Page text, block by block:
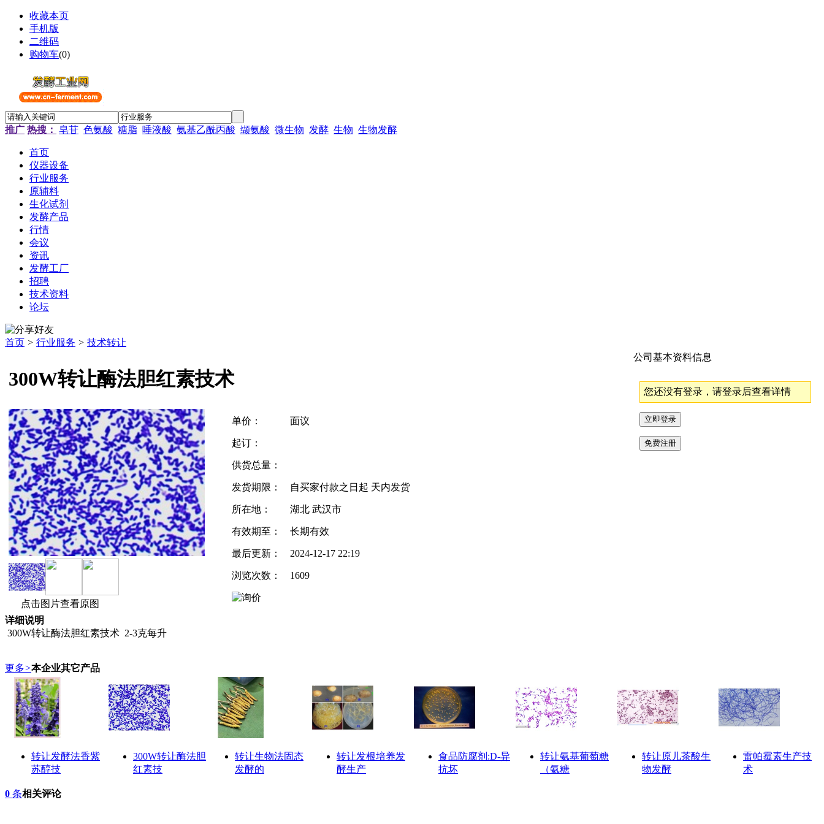
收藏本页
手机版
二维码
购物车(0)
推广 热搜： 皂苷 色氨酸 糖脂 唾液酸 氨基乙酰丙酸 缬氨酸 微生物 发酵 生物 生物发酵
首页
仪器设备
行业服务
原辅料
生化试剂
发酵产品
行情
会议
资讯
发酵工厂
招聘
技术资料
论坛
首页 > 行业服务 > 技术转让
300W转让酶法胆红素技术
点击图片查看原图
单价： 面议
起订：
供货总量：
发货期限： 自买家付款之日起 天内发货
所在地： 湖北 武汉市
有效期至： 长期有效
最后更新： 2024-12-17 22:19
浏览次数： 1609
公司基本资料信息
您还没有登录，请登录后查看详情
详细说明
300W转让酶法胆红素技术 2-3克每升
更多>本企业其它产品
转让发酵法香紫
苏醇技
300W转让酶法胆
红素技
转让生物法固态
发酵的
转让发根培养发
酵生产
食品防腐剂:D-异
抗坏
转让氨基葡萄糖
（氨糖
转让原儿茶酸生
物发酵
雷帕霉素生产技
术
0 条相关评论